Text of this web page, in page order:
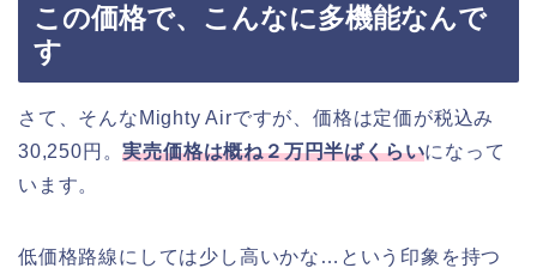
この価格で、こんなに多機能なんで
す
さて、そんなMighty Airですが、価格は定価が税込み
30,250円。実売価格は概ね２万円半ばくらいになって
います。
低価格路線にしては少し高いかな…という印象を持つ